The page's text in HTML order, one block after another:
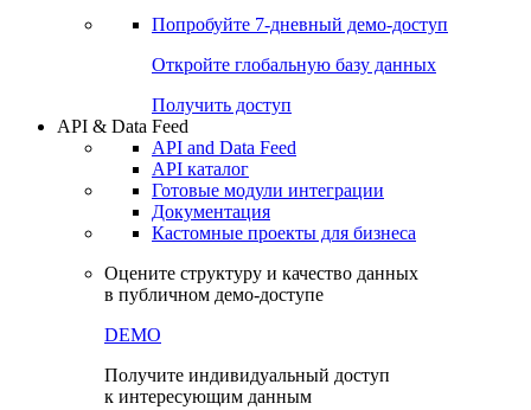
Попробуйте 7-дневный демо-доступ
Откройте глобальную базу данных
Получить доступ
API & Data Feed
API and Data Feed
API каталог
Готовые модули интеграции
Документация
Кастомные проекты для бизнеса
Оцените структуру и качество данных
в публичном демо-доступе
DEMO
Получите индивидуальный доступ
к интересующим данным